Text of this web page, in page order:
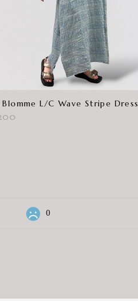
Blomme L/C Wave Stripe Dress
0